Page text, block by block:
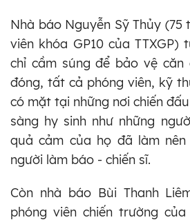
Nhà báo Nguyễn Sỹ Thủy (75
viên khóa GP10 của TTXGP)
chỉ cầm súng để bảo vệ
đóng, tất cả phóng viên, kỹ
có mặt tại những nơi chiến
sàng hy sinh như những
quả cảm của họ đã làm
người làm báo - chiến sĩ.
Còn nhà báo Bùi Thanh
phóng viên chiến trường của